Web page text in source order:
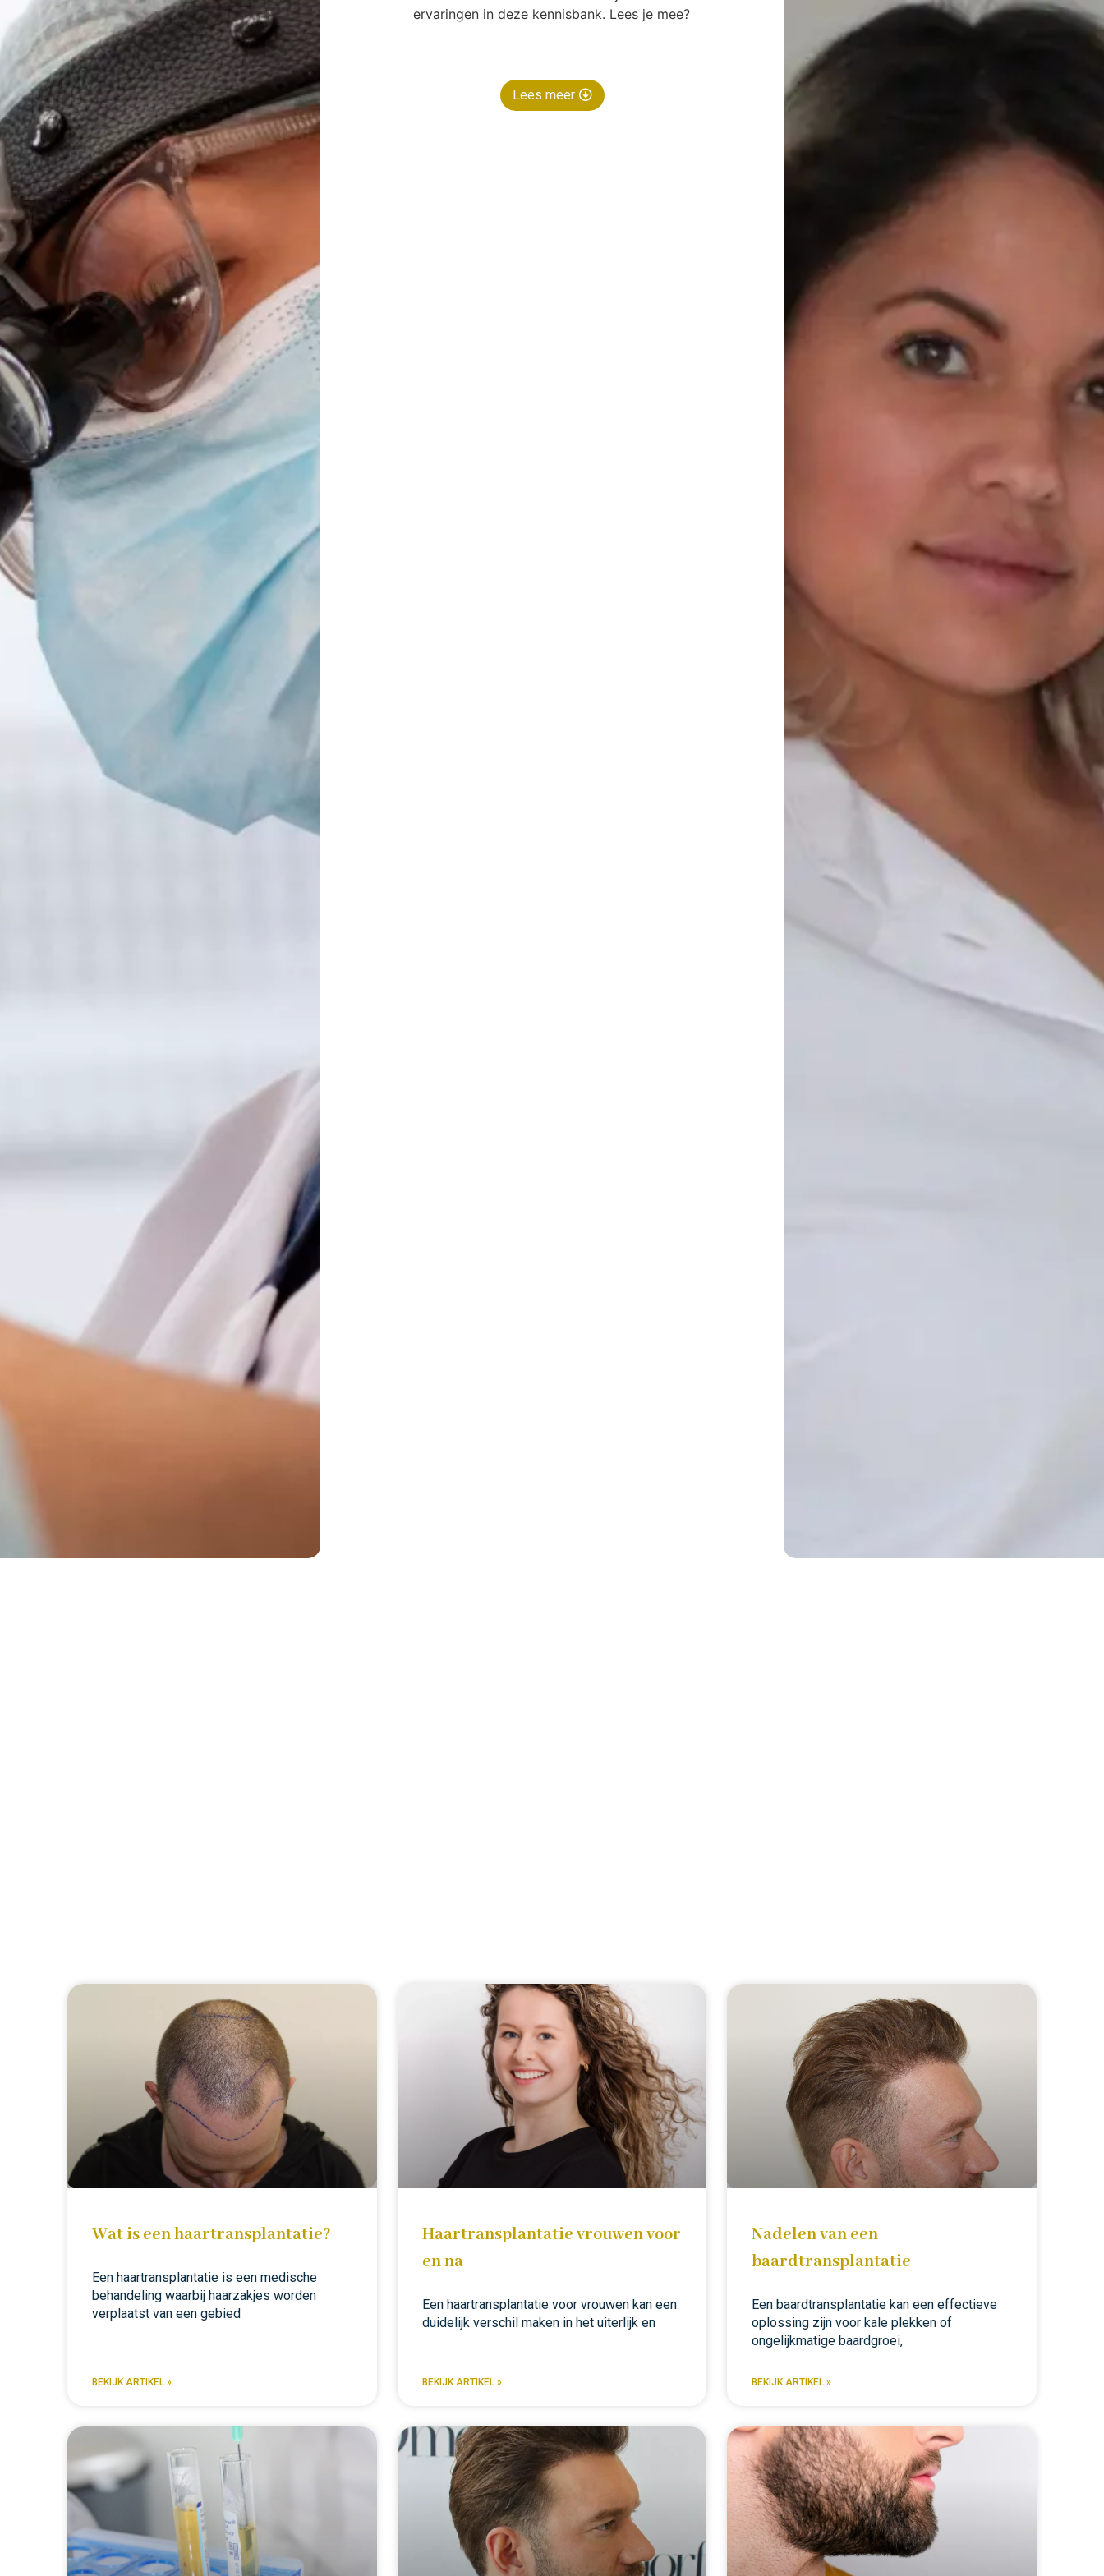
ervaringen in deze kennisbank. Lees je mee?
Lees meer
Wat is een haartransplantatie?
Een haartransplantatie is een medische
behandeling waarbij haarzakjes worden
verplaatst van een gebied
BEKIJK ARTIKEL »
Haartransplantatie vrouwen voor
en na
Een haartransplantatie voor vrouwen kan een
duidelijk verschil maken in het uiterlijk en
BEKIJK ARTIKEL »
Nadelen van een
baardtransplantatie
Een baardtransplantatie kan een effectieve
oplossing zijn voor kale plekken of
ongelijkmatige baardgroei,
BEKIJK ARTIKEL »